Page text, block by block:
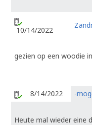
10/14/2022
gezien op een woodie
8/14/2022 -
Heute mal wieder eine